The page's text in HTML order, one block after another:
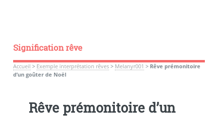
Signification rêve
Accueil > Exemple interprétation rêves> Melanyr001 > Rêve prémonitoire
d’un goûter de Noël
Rêve prémonitoire d’un